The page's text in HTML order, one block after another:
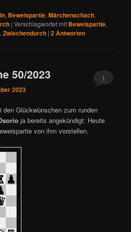
, Beweispartie,Märchenschach,
|Verschlagwortet mit Beweispartie,
,Zwischendurch |2Antworten
50/2023
2023
1
den Glückwünschen zum runden
ja bereits angekündigt: Heute
von ihm vorstellen.